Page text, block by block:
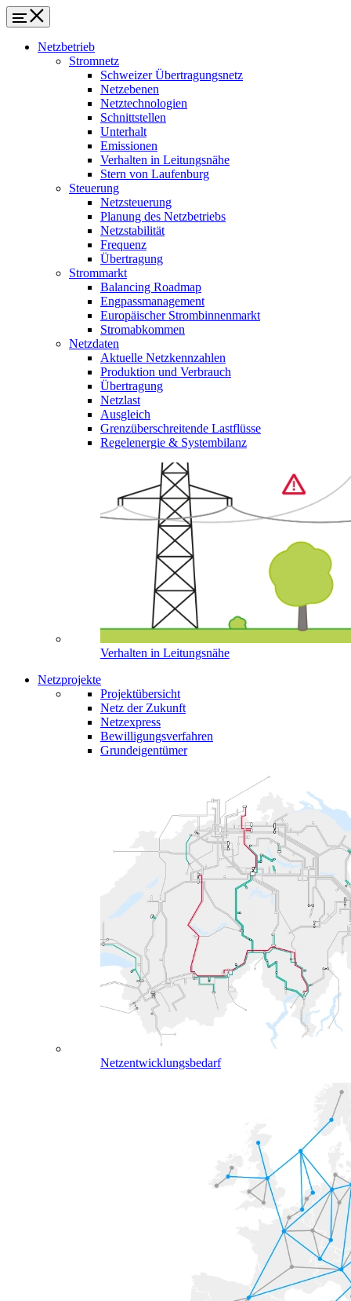
Netzbetrieb
Stromnetz
Schweizer Übertragungsnetz
Netzebenen
Netztechnologien
Schnittstellen
Unterhalt
Emissionen
Verhalten in Leitungsnähe
Stern von Laufenburg
Steuerung
Netzsteuerung
Planung des Netzbetriebs
Netzstabilität
Frequenz
Übertragung
Strommarkt
Balancing Roadmap
Engpassmanagement
Europäischer Strombinnenmarkt
Stromabkommen
Netzdaten
Aktuelle Netzkennzahlen
Produktion und Verbrauch
Übertragung
Netzlast
Ausgleich
Grenzüberschreitende Lastflüsse
Regelenergie & Systembilanz
Verhalten in Leitungsnähe
Netzprojekte
Projektübersicht
Netz der Zukunft
Netzexpress
Bewilligungsverfahren
Grundeigentümer
Netzentwicklungsbedarf